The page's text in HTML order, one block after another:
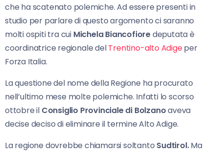
che ha scatenato polemiche. Ad essere presenti in
studio per parlare di questo argomento ci saranno
molti ospiti tra cui Michela Biancofioredeputata è
coordinatrice regionale delTrentino-alto Adigeper
Forza Italia.
La questione del nome della Regione ha procurato
nell’ultimo mese molte polemiche. Infatti lo scorso
ottobre il Consiglio Provinciale di Bolzanoaveva
decise deciso di eliminare il termine Alto Adige.
La regione dovrebbe chiamarsi soltanto Sudtirol.Ma